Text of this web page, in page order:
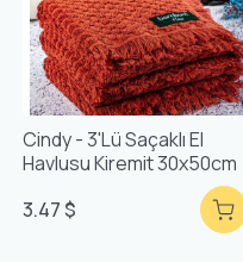
Cindy - 3'lü Saçaklı El
Havlusu Kiremit 30x50cm
3.47 $